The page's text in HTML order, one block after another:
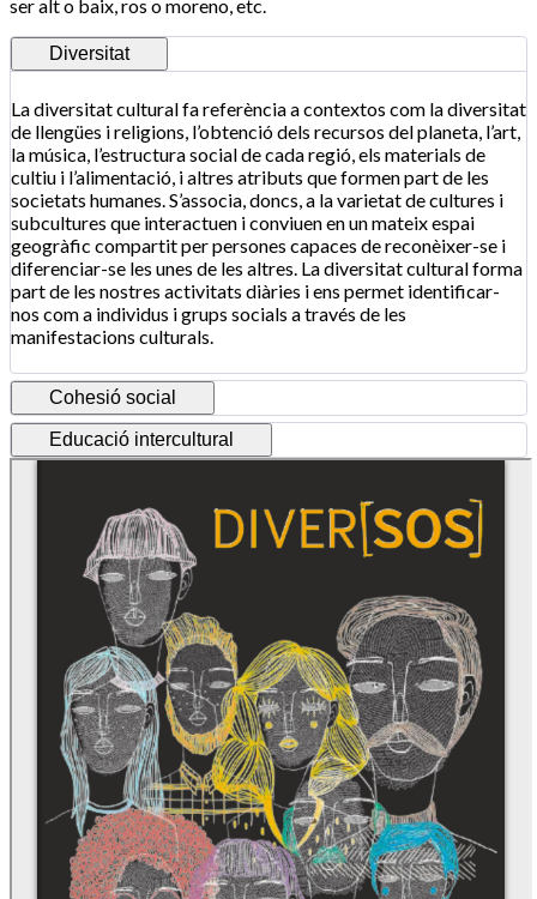
ser alt o baix, ros o moreno, etc.
Diversitat
La diversitat cultural fa referència a contextos com la diversitat
de llengües i religions, l’obtenció dels recursos del planeta, l’art,
la música, l’estructura social de cada regió, els materials de
cultiu i l’alimentació, i altres atributs que formen part de les
societats humanes. S’associa, doncs, a la varietat de cultures i
subcultures que interactuen i conviuen en un mateix espai
geogràfic compartit per persones capaces de reconèixer-se i
diferenciar-se les unes de les altres. La diversitat cultural forma
part de les nostres activitats diàries i ens permet identificar-
nos com a individus i grups socials a través de les
manifestacions culturals.
Cohesió social
Educació intercultural